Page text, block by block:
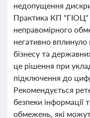
недопущення
Практика КП "ГІОЦ"
неправомірного
негативно
бізнесу та
це рішення при
підключення до
Рекомендується
безпеки інформації
обмежень, які